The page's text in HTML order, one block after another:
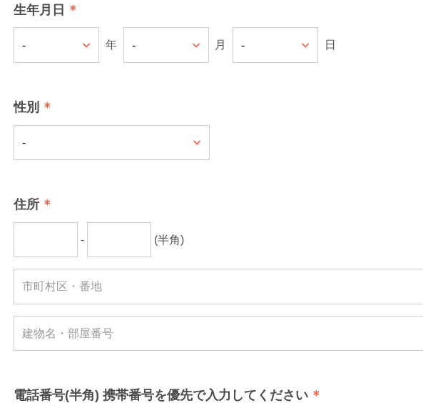
生年月日
年 月 日
性別
住所
- (半角)
電話番号(半角) 携帯番号を優先で入力してください